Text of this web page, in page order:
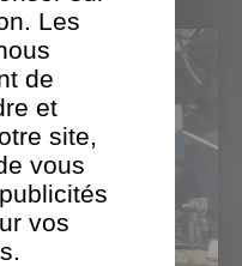
Les
de
et
site,
vous
vos